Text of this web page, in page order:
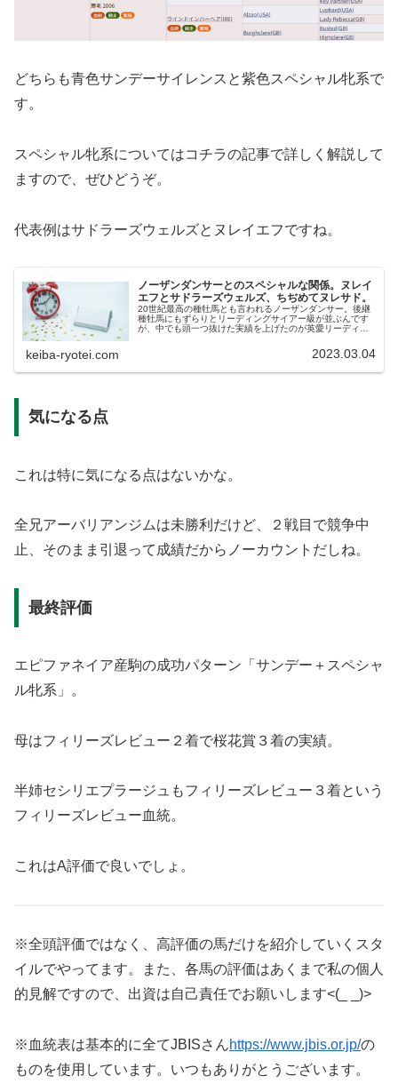
どちらも青色サンデーサイレンスと紫色スペシャル牝系で
す。
スペシャル牝系についてはコチラの記事で詳しく解説して
ますので、ぜひどうぞ。
代表例はサドラーズウェルズとヌレイエフですね。
ノーザンダンサーとのスペシャルな関係。ヌレイ
エフとサドラーズウェルズ、ちぢめてヌレサド。
20世紀最高の種牡馬とも言われるノーザンダンサー。後継
種牡馬にもずらりとリーディングサイアー級が並ぶんです
が、中でも頭一つ抜けた実績を上げたのが英愛リーディン
keiba-ryotei.com 2023.03.04
気になる点
これは特に気になる点はないかな。
全兄アーバリアンジムは未勝利だけど、２戦目で競争中
止、そのまま引退って成績だからノーカウントだしね。
最終評価
エピファネイア産駒の成功パターン「サンデー＋スペシャ
ル牝系」。
母はフィリーズレビュー２着で桜花賞３着の実績。
半姉セシリエプラージュもフィリーズレビュー３着という
フィリーズレビュー血統。
これはA評価で良いでしょ。
※全頭評価ではなく、高評価の馬だけを紹介していくスタ
イルでやってます。また、各馬の評価はあくまで私の個人
的見解ですので、出資は自己責任でお願いします<(_ _)>
※血統表は基本的に全てJBISさんhttps://www.jbis.or.jp/の
ものを使用しています。いつもありがとうございます。